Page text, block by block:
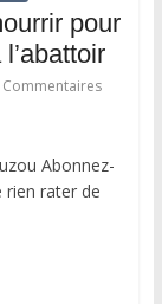
pour
Abonnez-
rien rater de